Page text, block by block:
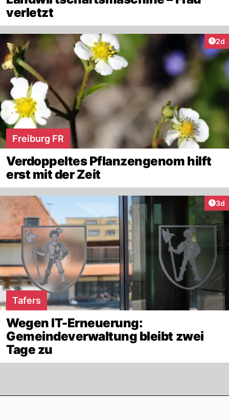
verletzt
2d
Freiburg FR
Verdoppeltes Pflanzengenom hilft
erst mit der Zeit
3d
Tafers
Wegen IT-Erneuerung:
Gemeindeverwaltung bleibt zwei
Tage zu